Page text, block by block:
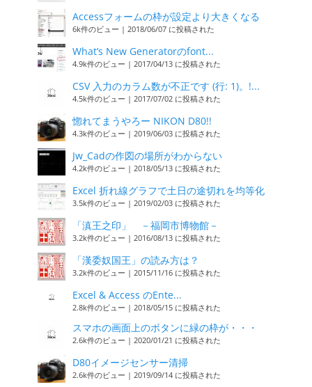
Accessフォームの枠が設定より大きくなる
6k件のビュー | 2018/06/07 に投稿された
What’s New Generatorのfont...
4.9k件のビュー | 2017/04/13 に投稿された
CSV 入力のカラム数が不正です (行: 1)。!...
4.5k件のビュー | 2017/07/02 に投稿された
惚れてまうやろー NIKON D80!!
4.3k件のビュー | 2019/06/03 に投稿された
Jw_Cadの作図の場所がわからない
4.2k件のビュー | 2018/05/13 に投稿された
Excel 折れ線グラフで土日の途切れを均等化
3.5k件のビュー | 2019/02/03 に投稿された
「滇王之印」 －福岡市博物館－
3.2k件のビュー | 2016/08/13 に投稿された
「漢委奴国王」の読み方は？
3.2k件のビュー | 2015/11/16 に投稿された
Excel & Access のEnte...
2.8k件のビュー | 2018/05/15 に投稿された
スマホの画面上のボタンに緑の枠が・・・
2.6k件のビュー | 2020/01/21 に投稿された
D80イメージセンサー清掃
2.6k件のビュー | 2019/09/14 に投稿された